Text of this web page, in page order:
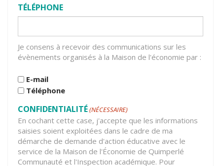
TÉLÉPHONE
JE
CONSENS
RECEVOIR
DES
COMMUNICATIONS
SUR
LES
ÉVÈNEMENTS
ORGANISÉS
À
Je consens à recevoir des communications sur les
évènements organisés à la Maison de l'économie par :
E-mail
Téléphone
CONFIDENTIALITÉ(NÉCESSAIRE)
En cochant cette case, j'accepte que les informations
saisies soient exploitées dans le cadre de ma
démarche de demande d'action éducative avec le
service de la Maison de l'Économie de Quimperlé
Communauté et l'Inspection académique. Pour